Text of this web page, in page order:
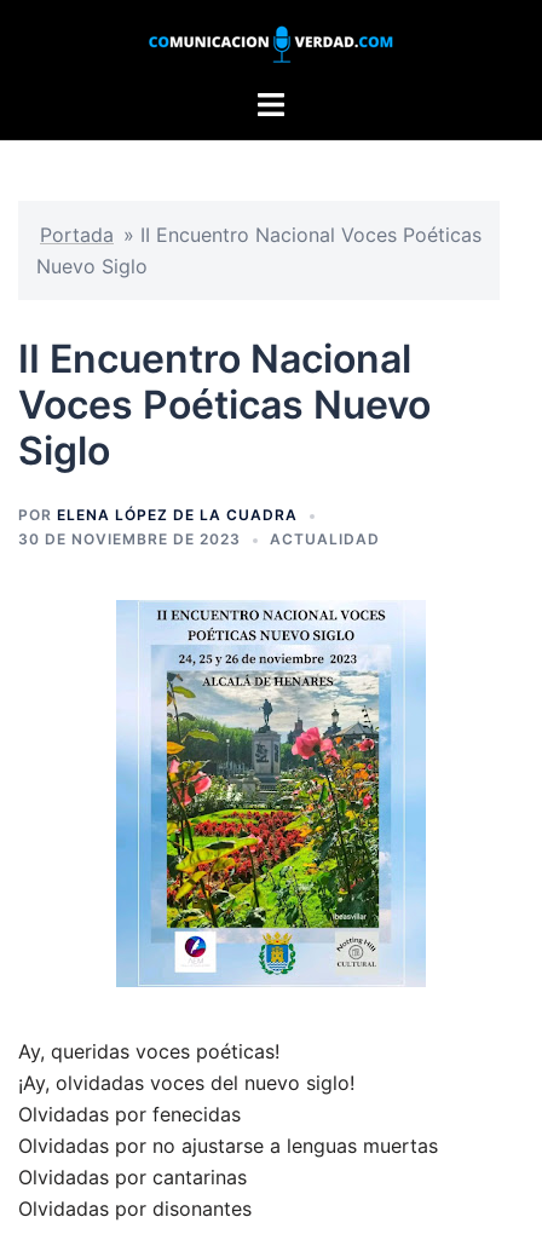
Alternar
Portada » II Encuentro Nacional Voces Poéticas
Nuevo Siglo
II Encuentro Nacional
Voces Poéticas Nuevo
Siglo
POR ELENA LÓPEZ DE LA CUADRA
30 DE NOVIEMBRE DE 2023
ACTUALIDAD
Ay, queridas voces poéticas!
¡Ay, olvidadas voces del nuevo siglo!
Olvidadas por fenecidas
Olvidadas por no ajustarse a lenguas muertas
Olvidadas por cantarinas
Olvidadas por disonantes